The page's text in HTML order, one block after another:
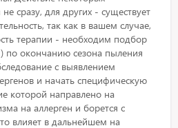
сразу, для других - существует
так как в вашем случае,
терапии - необходим подбор
по окончанию сезона пыления
с выявлением
и начать специфическую
которой направлено на
на аллерген и борется с
влияет в дальнейшем на